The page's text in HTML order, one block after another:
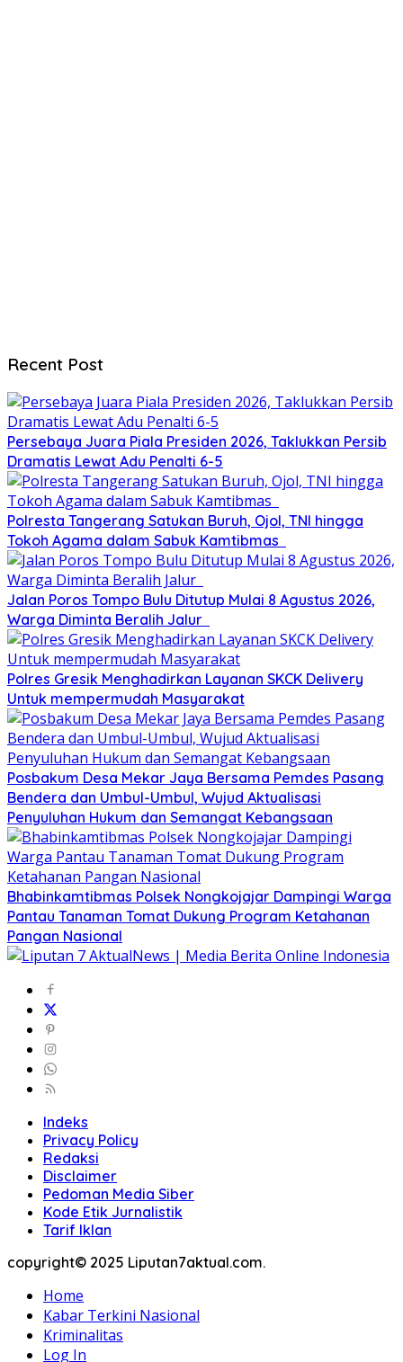
Recent Post
Persebaya Juara Piala Presiden 2026, Taklukkan Persib
Dramatis Lewat Adu Penalti 6-5
Polresta Tangerang Satukan Buruh, Ojol, TNI hingga
Tokoh Agama dalam Sabuk Kamtibmas
Jalan Poros Tompo Bulu Ditutup Mulai 8 Agustus 2026,
Warga Diminta Beralih Jalur
Polres Gresik Menghadirkan Layanan SKCK Delivery
Untuk mempermudah Masyarakat
Posbakum Desa Mekar Jaya Bersama Pemdes Pasang
Bendera dan Umbul-Umbul, Wujud Aktualisasi
Penyuluhan Hukum dan Semangat Kebangsaan
Bhabinkamtibmas Polsek Nongkojajar Dampingi Warga
Pantau Tanaman Tomat Dukung Program Ketahanan
Pangan Nasional
Indeks
Privacy Policy
Redaksi
Disclaimer
Pedoman Media Siber
Kode Etik Jurnalistik
Tarif Iklan
copyright© 2025 Liputan7aktual.com.
Home
Kabar Terkini Nasional
Kriminalitas
Log In